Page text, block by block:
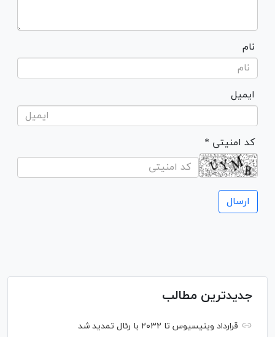
نام
ایمیل
* کد امنیتی
جدیدترین مطالب
قرارداد وینیسیوس تا ۲۰۳۲ با رئال‌ تمدید شد